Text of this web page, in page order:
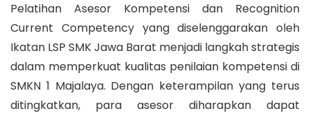
Pelatihan Asesor Kompetensi dan Recognition
Current Competency yang diselenggarakan oleh
Ikatan LSP SMK Jawa Barat menjadi langkah strategis
dalam memperkuat kualitas penilaian kompetensi di
SMKN 1 Majalaya. Dengan keterampilan yang terus
ditingkatkan, para asesor diharapkan dapat